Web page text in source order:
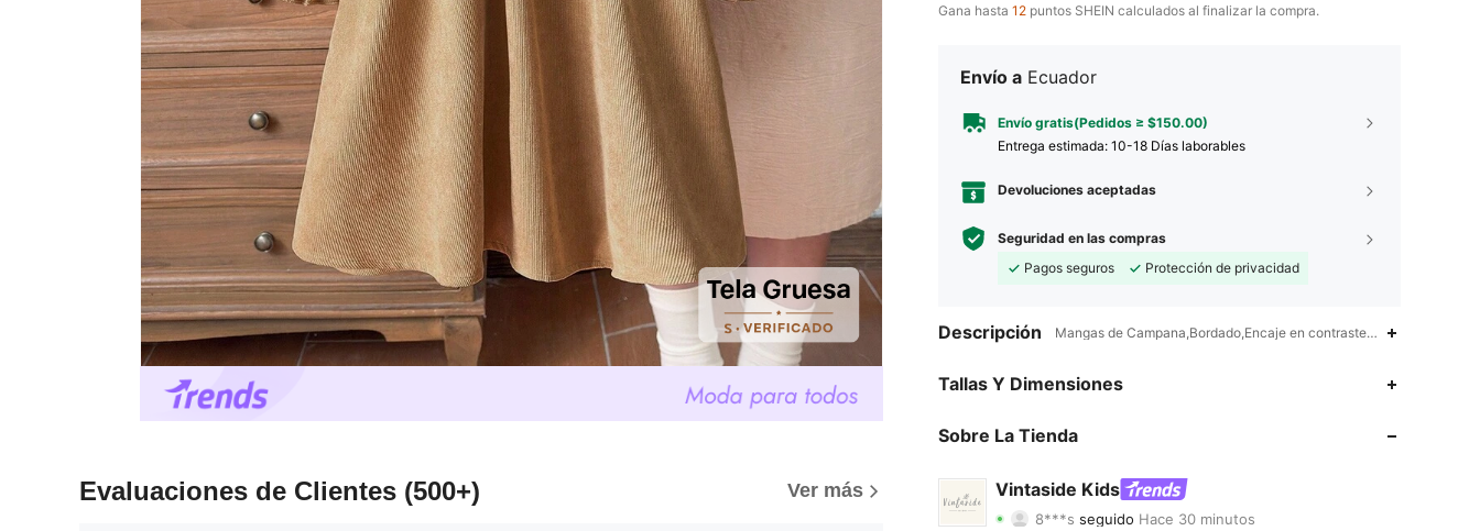
Evaluaciones de Clientes (500+) Ver más
Gana hasta 12 puntos SHEIN calculados al finalizar la compra.
Envío a Ecuador
Envío gratis(Pedidos ≥ $150.00)
Entrega estimada: 10-18 Días laborables
Devoluciones aceptadas
Seguridad en las compras
Pagos seguros
Protección de privacidad
Descripción Mangas de Campana,Bordado,Encaje en contraste,Volante,Smock
Tallas Y Dimensiones
Sobre La Tienda
Vintaside Kids
8***s seguidoHace 30 minutos
4.92 Calificación 4.2KArtículos 619K